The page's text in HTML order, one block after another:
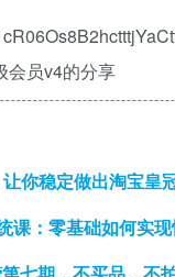
会员v4的分享
你稳定做出淘宝皇
：零基础如何实现